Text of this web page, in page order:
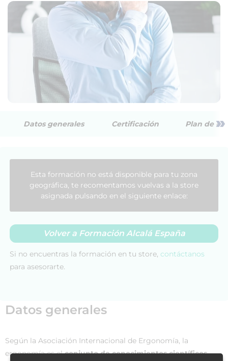
Datos generales Certificación Plan de »
Datos generales
Según la Asociación Internacional de Ergonomía, la
ergonomía es elconjunto de conocimientos científicos
Esta formación no está disponible para tu zona
geográfica, te recomentamos vuelvas a la store
asignada pulsando en el siguiente enlace:
Volver a Formación Alcalá España
Si no encuentras la formación en tu store, contáctanos
para asesorarte.